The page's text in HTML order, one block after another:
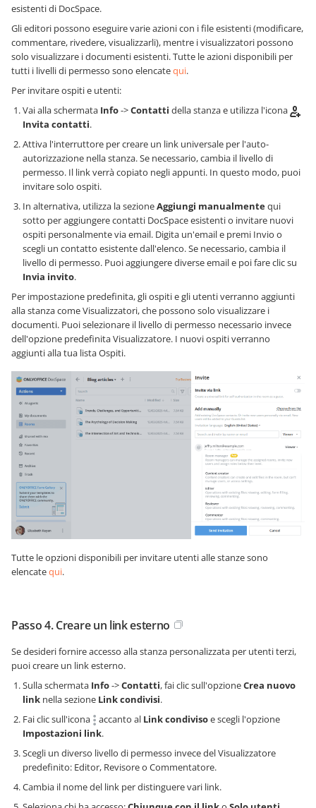
esistenti di DocSpace.
Gli editori possono eseguire varie azioni con i file esistenti (modificare,
commentare, rivedere, visualizzarli), mentre i visualizzatori possono
solo visualizzare i documenti esistenti. Tutte le azioni disponibili per
tutti i livelli di permesso sono elencatequi.
Per invitare ospiti e utenti:
Vai alla schermata Info->Contatti della stanza e utilizza l'icona
Invita contatti.
Attiva l'interruttore per creare un link universale per l'auto-
autorizzazione nella stanza. Se necessario, cambia il livello di
permesso. Il link verrà copiato negli appunti. In questo modo, puoi
invitare solo ospiti.
In alternativa, utilizza la sezioneAggiungi manualmentequi
sotto per aggiungere contatti DocSpace esistenti o invitare nuovi
ospiti personalmente via email. Digita un'email e premi Invio o
scegli un contatto esistente dall'elenco. Se necessario, cambia il
livello di permesso. Puoi aggiungere diverse email e poi fare clic su
Invia invito.
Per impostazione predefinita, gli ospiti e gli utenti verranno aggiunti
alla stanza come Visualizzatori, che possono solo visualizzare i
documenti. Puoi selezionare il livello di permesso necessario invece
dell'opzione predefinita Visualizzatore. I nuovi ospiti verranno
aggiunti alla tua lista Ospiti.
Tutte le opzioni disponibili per invitare utenti alle stanze sono
elencatequi.
Passo 4. Creare un link esterno
Se desideri fornire accesso alla stanza personalizzata per utenti terzi,
puoi creare un link esterno.
Sulla schermata Info->Contatti, fai clic sull'opzioneCrea nuovo
link nella sezione Link condivisi.
Fai clic sull'icona
accanto al Link condivisoe scegli l'opzione
Impostazioni link.
Scegli un diverso livello di permesso invece del Visualizzatore
predefinito: Editor, Revisore o Commentatore.
Cambia il nome del link per distinguere vari link.